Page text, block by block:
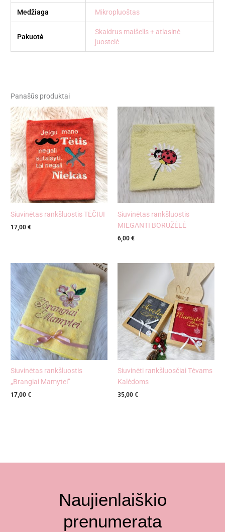
Medžiaga Mikropluoštas
Pakuotė
Skaidrus maišelis + atlasinė
juostelė
Panašūs produktai
Siuvinėtas rankšluostis TĖČIUI
17,00€
Siuvinėtas rankšluostis
MIEGANTI BORUŽĖLĖ
6,00 €
Siuvinėtas rankšluostis
„Brangiai Mamytei”
17,00€
Siuvinėti rankšluosčiai Tėvams
Kalėdoms
35,00 €
Naujienlaiškio
prenumerata